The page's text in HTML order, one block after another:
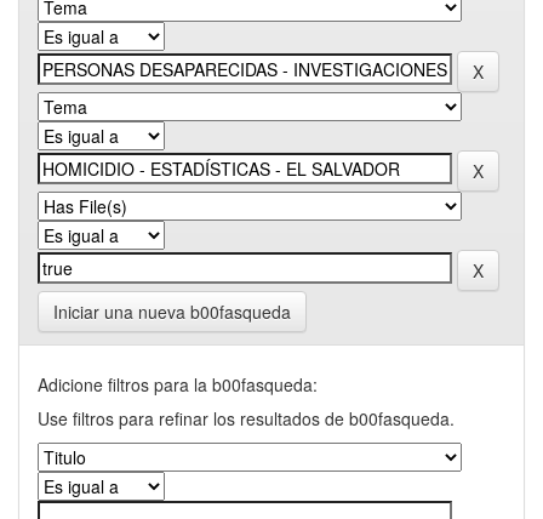
Iniciar una nueva b00fasqueda
Adicione filtros para la b00fasqueda:
Use filtros para refinar los resultados de b00fasqueda.